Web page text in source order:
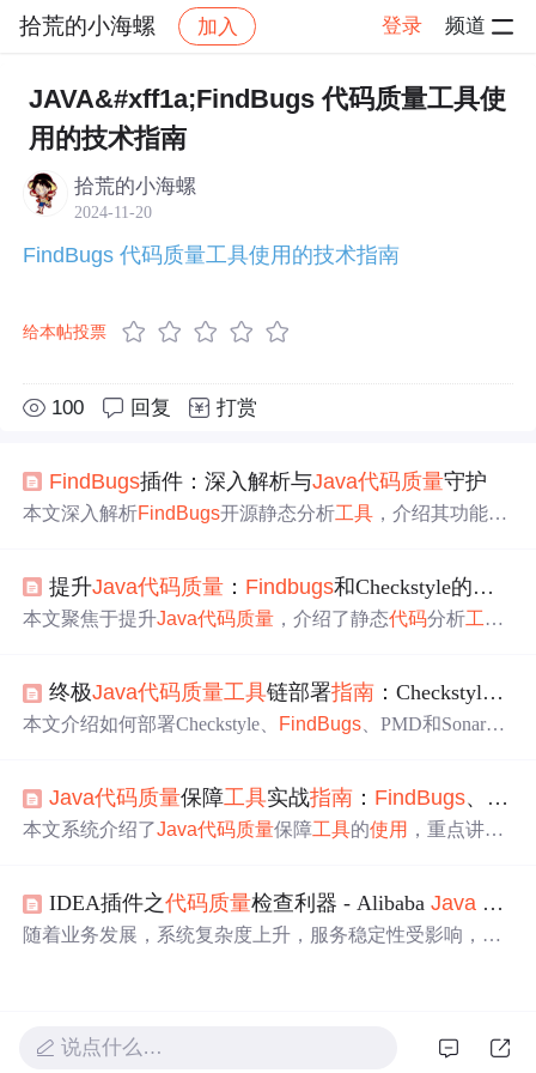
拾荒的小海螺 加入 登录 频道
社区 拾荒的小海螺 学习打卡 帖子详情
JAVA&#xff1a;FindBugs 代码质量工具使
用的技术指南
拾荒的小海螺
2024-11-20
FindBugs 代码质量工具使用的技术指南
给本帖投票
100 回复 打赏
FindBugs插件：深入解析与Java代码质量守护
本文深入解析FindBugs开源静态分析工具 ，介绍其功能、
其他工具集成。此外，对比了与其他静态分析工具的差
异，说明了其对提升Java代码 质量的作用及安装、配置与
提升Java代码质量 ： Findbugs和Checkstyle的安装与配置
本文聚焦于提升Java代码质量 ，介绍了静态代码分析工具
则集。此外，分析了它们的互补性，并给出在实际项目中
联合使用的实践策略，以实现更全面的代码质量控制。
终极Java代码质量工具链部署指南 ：Checkstyle、
本文介绍如何部署Checkstyle、 FindBugs 、PMD和SonarQu
Java代码质量保障工具实战指南 ： FindBugs、PMD、Checkstyle与SonarQube
本文系统介绍了Java代码质量保障工具的使用 ，重点讲解
onarQube等工具，展示其在检测潜在错误、规范代码风
格、提升团队协作效率方面的优势。
IDEA插件之代码质量检查利器 - AlibabaJava
随着业务发展，系统复杂度上升，服务稳定性受影响，提
步骤、 使用 说明等内容，帮助开发者提高 审查效率。
说点什么…